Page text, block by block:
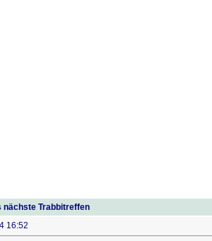
nächste Trabbitreffen
16:52